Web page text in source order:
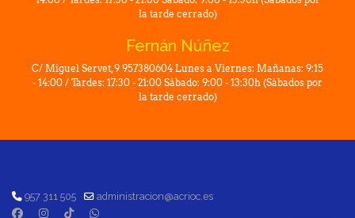
la tarde cerrado)
Fernán Núñez
C/ Miguel Servet, 9 957380604 Lunes a Viernes: Mañanas: 9:15
- 14:00 / Tardes: 17:30 - 21:00 Sábado: 9:00 - 13:30h (Sábados por
la tarde cerrado)
957 311 505 administracion@acrioc.es